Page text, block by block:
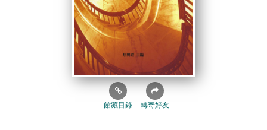
館藏目錄 轉寄好友